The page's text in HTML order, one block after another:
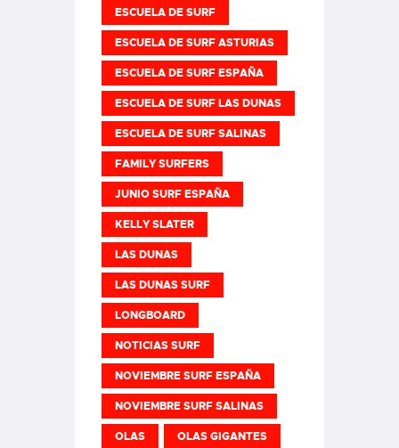
ESCUELA DE SURF
ESCUELA DE SURF ASTURIAS
ESCUELA DE SURF ESPAÑA
ESCUELA DE SURF LAS DUNAS
ESCUELA DE SURF SALINAS
FAMILY SURFERS
JUNIO SURF ESPAÑA
KELLY SLATER
LAS DUNAS
LAS DUNAS SURF
LONGBOARD
NOTICIAS SURF
NOVIEMBRE SURF ESPAÑA
NOVIEMBRE SURF SALINAS
OLAS OLAS GIGANTES